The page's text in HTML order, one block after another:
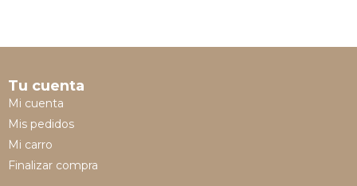
Tu cuenta
Mi cuenta
Mis pedidos
Mi carro
Finalizar compra